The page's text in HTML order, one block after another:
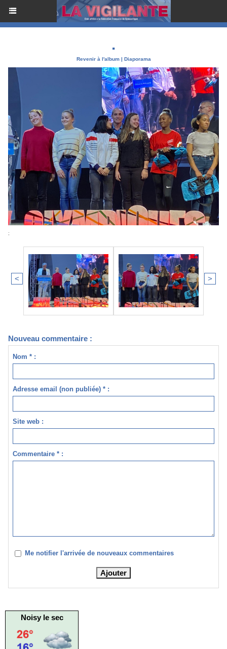
.
Revenir à l'album | Diaporama
;
< >
Nouveau commentaire :
Nom * :
Adresse email (non publiée) * :
Site web :
Commentaire * :
Me notifier l'arrivée de nouveaux commentaires
Noisy le sec